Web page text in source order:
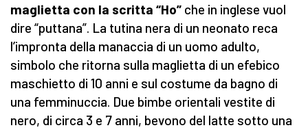
maglietta con la scritta “Ho” che in inglese vuol
dire “puttana”. La tutina nera di un neonato reca
l’impronta della manaccia di un uomo adulto,
simbolo che ritorna sulla maglietta di un efebico
maschietto di 10 anni e sul costume da bagno di
una femminuccia. Due bimbe orientali vestite di
nero, di circa 3 e 7 anni, bevono del latte sotto una